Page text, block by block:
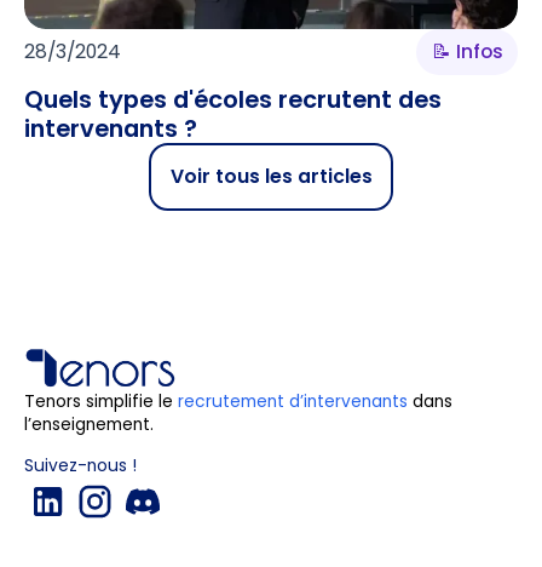
28/3/2024 📝 Infos
Quels types d'écoles recrutent des
intervenants ?
Voir tous les articles
Tenors simplifie le recrutement d’intervenants dans
l’enseignement.
Suivez-nous !